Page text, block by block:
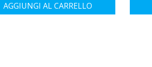
AGGIUNGI AL CARRELLO